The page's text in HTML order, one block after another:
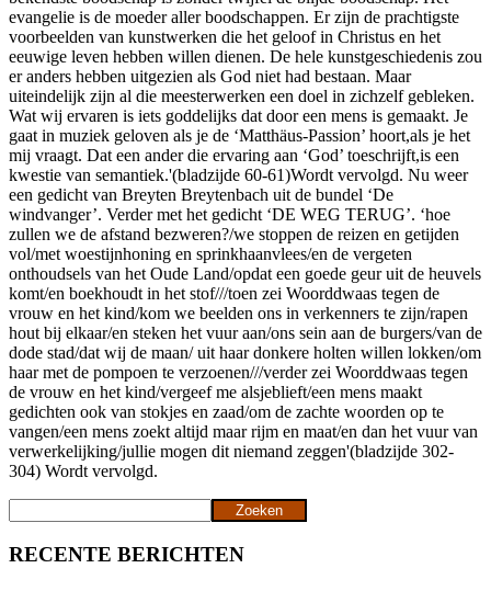
evangelie is de moeder aller boodschappen. Er zijn de prachtigste
voorbeelden van kunstwerken die het geloof in Christus en het
eeuwige leven hebben willen dienen. De hele kunstgeschiedenis zou
er anders hebben uitgezien als God niet had bestaan. Maar
uiteindelijk zijn al die meesterwerken een doel in zichzelf gebleken.
Wat wij ervaren is iets goddelijks dat door een mens is gemaakt. Je
gaat in muziek geloven als je de ‘Matthäus-Passion’ hoort,als je het
mij vraagt. Dat een ander die ervaring aan ‘God’ toeschrijft,is een
kwestie van semantiek.'(bladzijde 60-61)Wordt vervolgd. Nu weer
een gedicht van Breyten Breytenbach uit de bundel ‘De
windvanger’. Verder met het gedicht ‘DE WEG TERUG’. ‘hoe
zullen we de afstand bezweren?/we stoppen de reizen en getijden
vol/met woestijnhoning en sprinkhaanvlees/en de vergeten
onthoudsels van het Oude Land/opdat een goede geur uit de heuvels
komt/en boekhoudt in het stof///toen zei Woorddwaas tegen de
vrouw en het kind/kom we beelden ons in verkenners te zijn/rapen
hout bij elkaar/en steken het vuur aan/ons sein aan de burgers/van de
dode stad/dat wij de maan/ uit haar donkere holten willen lokken/om
haar met de pompoen te verzoenen///verder zei Woorddwaas tegen
de vrouw en het kind/vergeef me alsjeblieft/een mens maakt
gedichten ook van stokjes en zaad/om de zachte woorden op te
vangen/een mens zoekt altijd maar rijm en maat/en dan het vuur van
verwerkelijking/jullie mogen dit niemand zeggen'(bladzijde 302-
304) Wordt vervolgd.
Zoeken
RECENTE BERICHTEN